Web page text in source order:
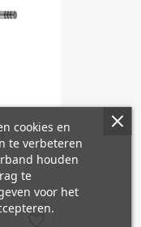
cookies en
te verbeteren
houden
te
voor het